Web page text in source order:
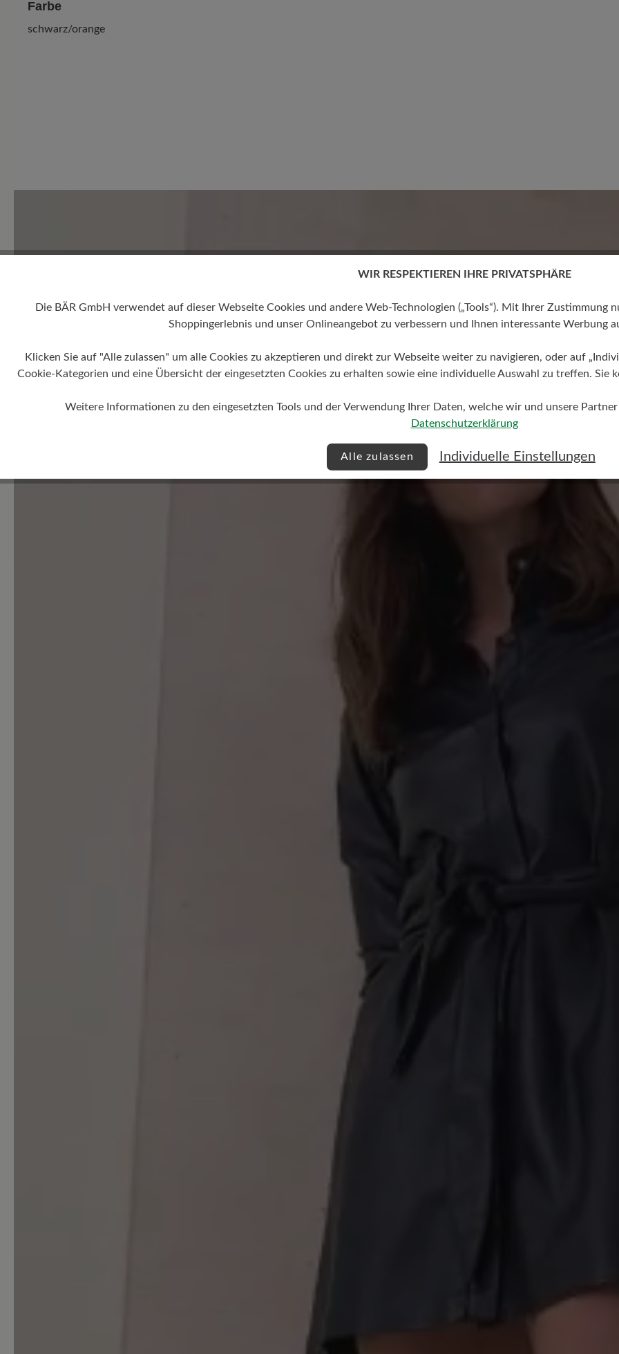
Farbe
schwarz/orange
Teilen Sie Ihre Erfahrungen mit anderen
Bewertung schreiben
WIR RESPEKTIEREN IHRE PRIVATSPHÄRE
Die BÄR GmbH verwendet auf dieser Webseite Cookies und andere Web-Technologien („Tools“). Mit Ihrer
Shoppingerlebnis und unser Onlineangebot zu verbessern und Ihnen interessante Werbung
Klicken Sie auf "Alle zulassen" um alle Cookies zu akzeptieren und direkt zur Webseite weiter zu navigieren, oder auf
Cookie-Kategorien und eine Übersicht der eingesetzten Cookies zu erhalten sowie eine individuelle Auswahl zu treffen.
Weitere Informationen zu den eingesetzten Tools und der Verwendung Ihrer Daten, welche wir und unsere
Datenschutzerklärung
Alle zulassen Individuelle Einstellungen